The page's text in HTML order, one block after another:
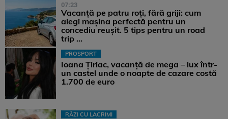
07:23
Vacanță pe patru roți, fără griji: cum
alegi mașina perfectă pentru un
concediu reușit. 5 tips pentru un road
trip ...
PROSPORT
Ioana Țiriac, vacanță de mega – lux într-
un castel unde o noapte de cazare costă
1.700 de euro
RÂZI CU LACRIMI